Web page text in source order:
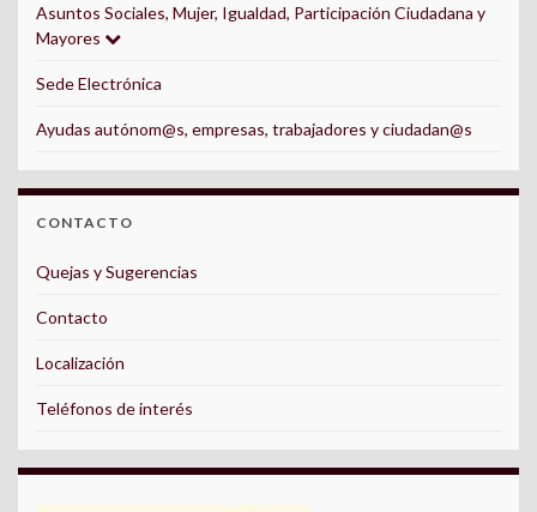
Asuntos Sociales, Mujer, Igualdad, Participación Ciudadana y
Mayores
Sede Electrónica
Ayudas autónom@s, empresas, trabajadores y ciudadan@s
CONTACTO
Quejas y Sugerencias
Contacto
Localización
Teléfonos de interés